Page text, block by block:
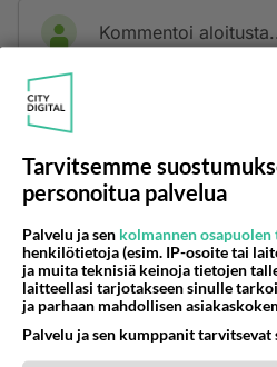
Kommentoi
Takaisin
PÄIVÄ VIIKKO KUUKAUSI
Mitä tuot pöytään
Tarvitsemme
personoitua palvelua
Palvelu ja sen kolmannen
henkilötietoja (esim. IP-osoite tai
ja muita teknisiä keinoja tietojen
laitteellasi tarjotakseen sinulle
ja parhaan mahdollisen
Palvelu ja sen kumppanit tarvitsevat